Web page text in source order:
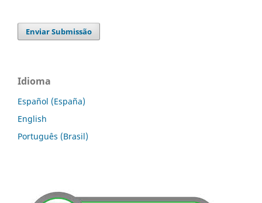
Enviar Submissão
Idioma
Español (España)
English
Português (Brasil)